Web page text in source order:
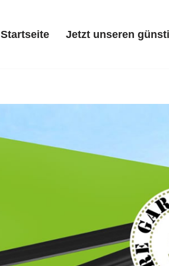
Startseite Jetzt unseren